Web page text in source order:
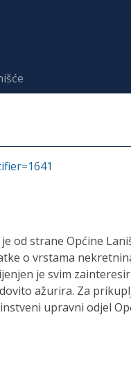
od strane Općine
o vrstama
je svim
ažurira. Za
upravni odjel